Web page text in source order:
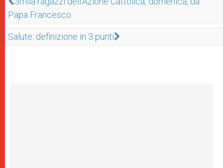
Papa Francesco
Salute: definizione in 3 punti